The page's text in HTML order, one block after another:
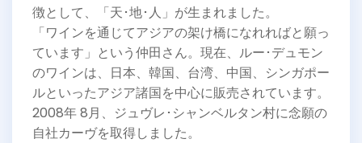
徴として、「天･地･人」が生まれました。
「ワインを通じてアジアの架け橋になれればと願っ
ています」という仲田さん。現在、ルー･デュモン
のワインは、日本、韓国、台湾、中国、シンガポー
ルといったアジア諸国を中心に販売されています。
2008年 8月、ジュヴレ･シャンベルタン村に念願の
自社カーヴを取得しました。